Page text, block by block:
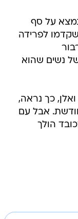
על סף
לפרידה
נשים שהוא
כך נראה,
אבל עם
הולך